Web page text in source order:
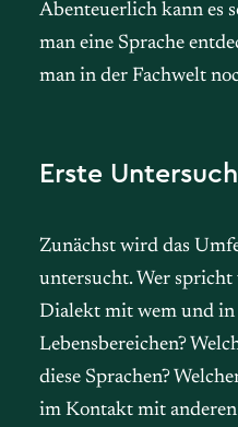
Abenteuerlich kann es
man eine Sprache
man in der Fachwelt
Erste
Zunächst wird das
untersucht. Wer spricht
Dialekt mit wem und
Lebensbereichen?
diese Sprachen?
im Kontakt mit anderen